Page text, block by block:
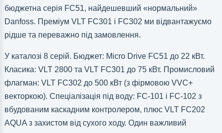
бюджетна серія FC51, найдешевший «нормальний»
Danfoss. Преміум VLT FC301 і FC302 ми відвантажуємо
рідше та переважно під замовлення.
У каталозі 8 серій. Бюджет: Micro Drive FC51 до 22 кВт.
Класика: VLT 2800 та VLT FC301 до 75 кВт. Промисловий
флагман: VLT FC302 до 500 кВт (з фірмовою VVC+
векторкою). Спеціалізація під воду: FC-101 і FC-102 з
вбудованим каскадним контролером, плюс VLT FC202
AQUA з захистом від сухого ходу. Один важливий